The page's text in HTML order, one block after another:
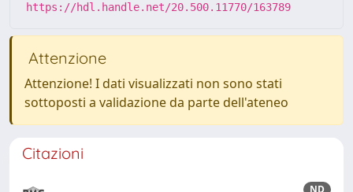
https://hdl.handle.net/20.500.11770/163789
Attenzione
Attenzione! I dati visualizzati non sono stati
sottoposti a validazione da parte dell'ateneo
Citazioni